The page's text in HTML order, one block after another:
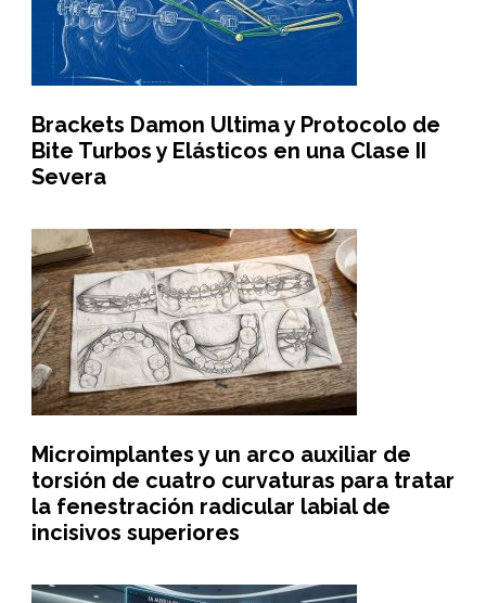
Brackets Damon Ultima y Protocolo de
Bite Turbos y Elásticos en una Clase II
Severa
Microimplantes y un arco auxiliar de
torsión de cuatro curvaturas para tratar
la fenestración radicular labial de
incisivos superiores